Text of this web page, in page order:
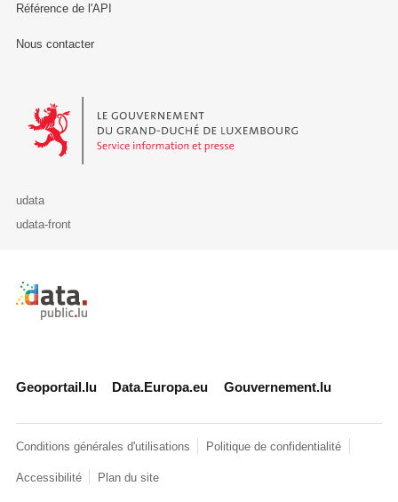
Référence de l'API
Nous contacter
Le Gouvernement du Grand-Duché de Luxembourg - Service
udata
udata-front
Retour à l'accueil de data.public.lu
Geoportail.lu Data.Europa.eu Gouvernement.lu
Conditions générales d'utilisations Politique de confidentialité
Accessibilité Plan du site